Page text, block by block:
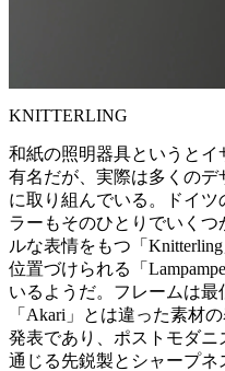
KNITTERLING
和紙の照明器具というと
有名だが、実際は多くのデ
に取り組んでいる。ドイ
ラーもそのひとりでいく
ルな表情をもつ「
位置づけられる「
いるようだ。フレームは最
「Akari」とは違った素材
発表であり、ポストモダ
通じる先鋭製とシャープネ